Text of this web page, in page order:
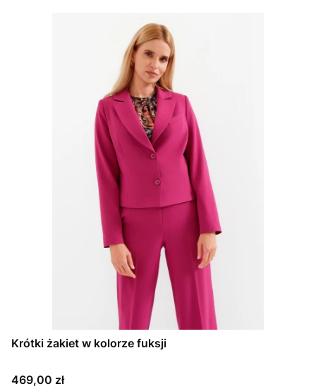
Krótki żakiet w kolorze fuksji
Cena
469,00 zł